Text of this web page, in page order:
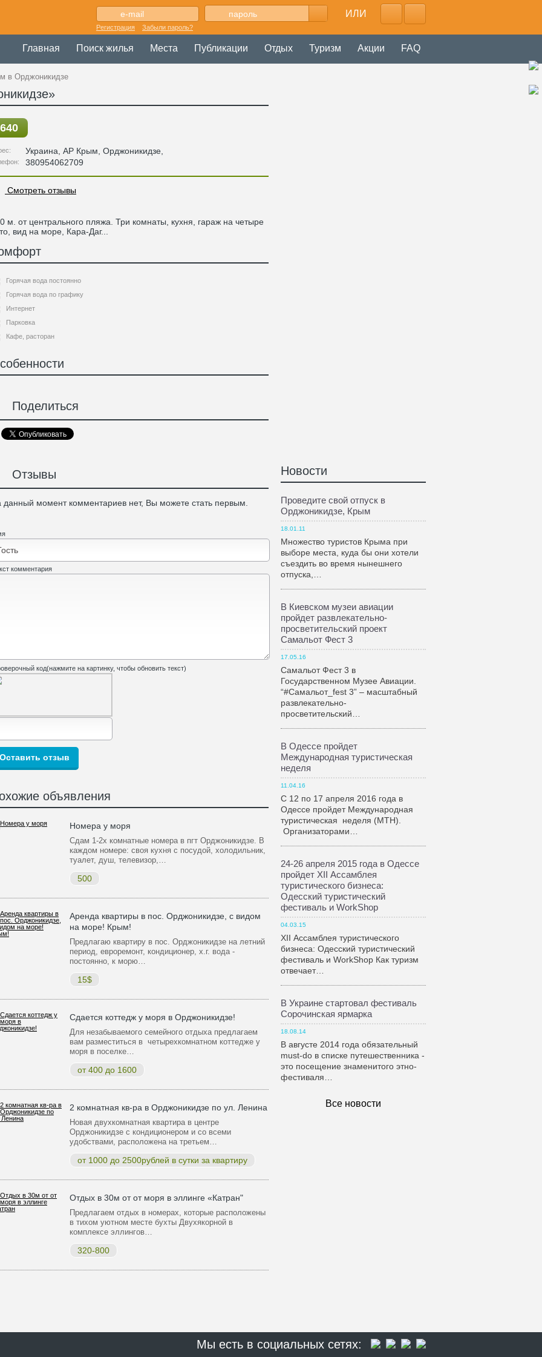
ИЛИ
Регистрация Забыли пароль?
Главная Поиск жилья Места Публикации Отдых Туризм Акции FAQ
в Орджоникидзе
640
Украина АР Крым , Орджоникидзе,
380954062709
Смотреть отзывы
м. от центрального пляжа. Три комнаты, кухня, гараж на четыре
вид на море, Кара-Даг...
Горячая вода постоянно
Горячая вода по графику
Интернет
Парковка
Кафе, расторан
Поделиться
Отзывы
данный момент комментариев нет, Вы можете стать первым.
комментария
код(нажмите на картинку, чтобы обновить текст)
объявления
Номера у моря
Сдам 1-2х комнатные номера в пгт Орджоникидзе. В
каждом номере: своя кухня с посудой, холодильник,
туалет, душ, телевизор,…
500
Аренда квартиры в пос. Орджоникидзе, с видом
на море! Крым!
Предлагаю квартиру в пос. Орджоникидзе на летний
период, евроремонт, кондиционер, х.г. вода -
постоянно, к морю…
15$
Сдается коттедж у моря в Орджоникидзе!
Для незабываемого семейного отдыха предлагаем
вам разместиться в четырехкомнатном коттедже у
моря в поселке…
от 400 до 1600
2 комнатная кв-ра в Орджоникидзе по ул. Ленина
Новая двухкомнатная квартира в центре
Орджоникидзе с кондиционером и со всеми
удобствами, расположена на третьем…
от 1000 до 2500рублей в сутки за квартиру
Отдых в 30м от от моря в эллинге «Катран"
Предлагаем отдых в номерах, которые расположены
в тихом уютном месте бухты Двухякорной в
комплексе эллингов…
320-800
Новости
Проведите свой отпуск в
Орджоникидзе, Крым
18.01.11
Множество туристов Крыма при
выборе места, куда бы они хотели
съездить во время нынешнего
отпуска,…
В Киевском музеи авиации
пройдет развлекательно-
просветительский проект
Самальот Фест 3
17.05.16
Самальот Фест 3 в
Государственном Музее Авиации.
“#Самальот_fest 3” – масштабный
развлекательно-
просветительский…
В Одессе пройдет
Международная туристическая
неделя
11.04.16
С 12 по 17 апреля 2016 года в
Одессе пройдет Международная
туристическая неделя (МТН).
Организаторами…
24-26 апреля 2015 года в Одессе
пройдет XII Ассамблея
туристического бизнеса:
Одесский туристический
фестиваль и WorkShop
04.03.15
XII Ассамблея туристического
бизнеса: Одесский туристический
фестиваль и WorkShop Как туризм
отвечает…
В Украине стартовал фестиваль
Сорочинская ярмарка
18.08.14
В августе 2014 года обязательный
must-do в списке путешественника -
это посещение знаменитого этно-
фестиваля…
Все новости
Мы есть в социальных сетях: